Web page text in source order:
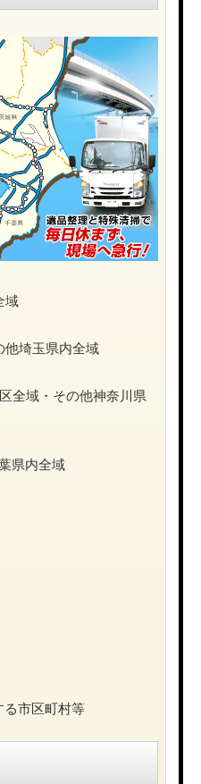
域
他埼玉県内全域
全域・その他神奈川県
県内全域
る市区町村等